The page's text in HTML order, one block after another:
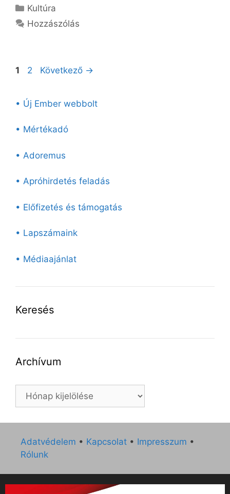
Kategória
Kultúra
Hozzászólás
Oldal
1 Oldal
2 Következő →
• Új Ember webbolt
• Mértékadó
• Adoremus
• Apróhirdetés feladás
• Előfizetés és támogatás
• Lapszámaink
• Médiaajánlat
Keresés
Archívum
Archívum
Adatvédelem • Kapcsolat • Impresszum •
Rólunk